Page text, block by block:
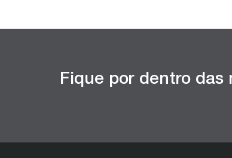
Fique por dentro das